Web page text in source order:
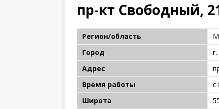
пр-кт Свободный,
Регион/область
Город
Адрес
Время работы
с
Широта